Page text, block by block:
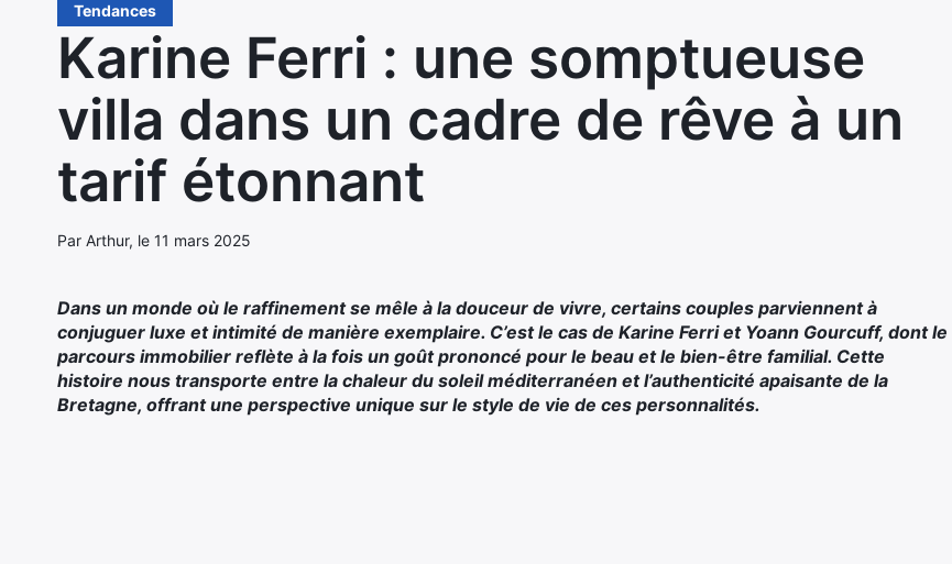
Tendances
Karine Ferri : une somptueuse
villa dans un cadre de rêve à un
tarif étonnant
Par Arthur, le 11 mars 2025
Dans un monde où le raffinement se mêle à la douceur de vivre, certains couples parviennent à
conjuguer luxe et intimité de manière exemplaire. C’est le cas de Karine Ferri et Yoann Gourcuff, dont le
parcours immobilier reflète à la fois un goût prononcé pour le beau et le bien-être familial. Cette
histoire nous transporte entre la chaleur du soleil méditerranéen et l’authenticité apaisante de la
Bretagne, offrant une perspective unique sur le style de vie de ces personnalités.